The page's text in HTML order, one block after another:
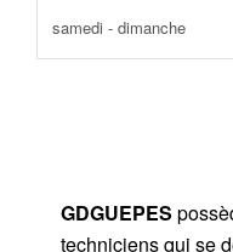
samedi - dimanche
GDGUEPES
techniciens qui se